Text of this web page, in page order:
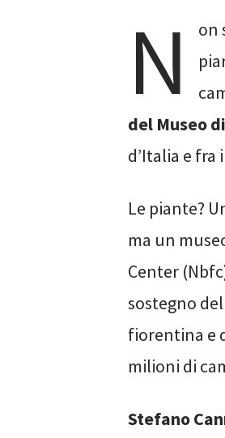
N
on
del Museo
d’Italia e
Le piante?
ma un
Center
sostegno
fiorentina e
milioni di
Stefano